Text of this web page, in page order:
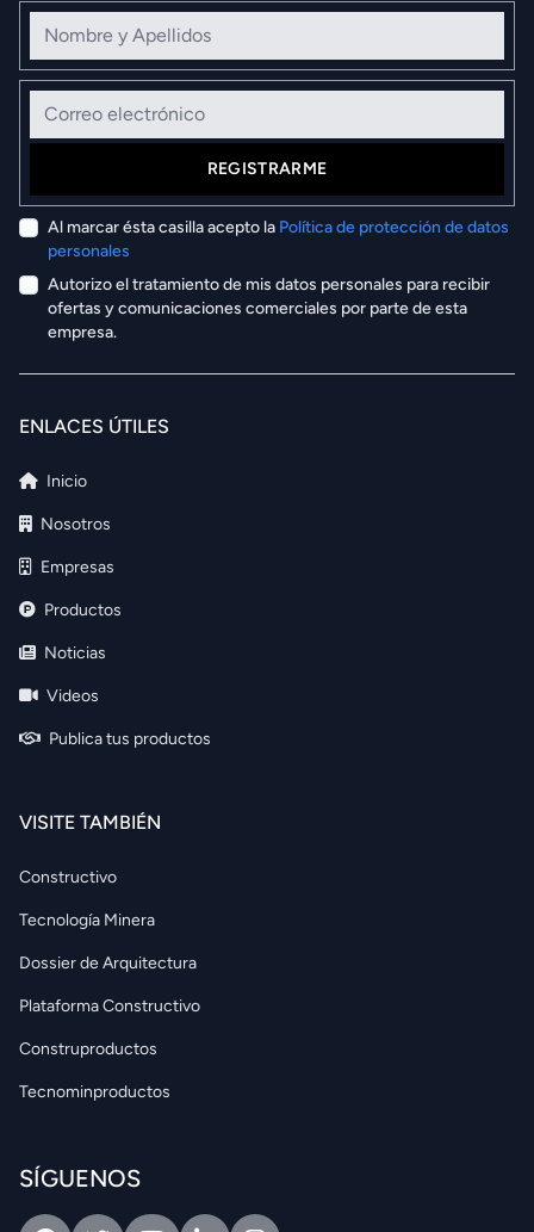
Nombre y Apellidos
Correo electrónico
REGISTRARME
Al marcar ésta casilla acepto la Política de protección de datos
personales
Autorizo el tratamiento de mis datos personales para recibir
ofertas y comunicaciones comerciales por parte de esta
empresa.
ENLACES ÚTILES
Inicio
Nosotros
Empresas
Productos
Noticias
Videos
Publica tus productos
VISITE TAMBIÉN
Constructivo
Tecnología Minera
Dossier de Arquitectura
Plataforma Constructivo
Construproductos
Tecnominproductos
SÍGUENOS
FacebookTwitterYoutubeLinkedinIntagram